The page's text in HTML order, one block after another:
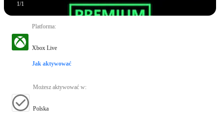
1/1
Platforma:
Xbox Live
Jak aktywować
Możesz aktywować w:
Polska